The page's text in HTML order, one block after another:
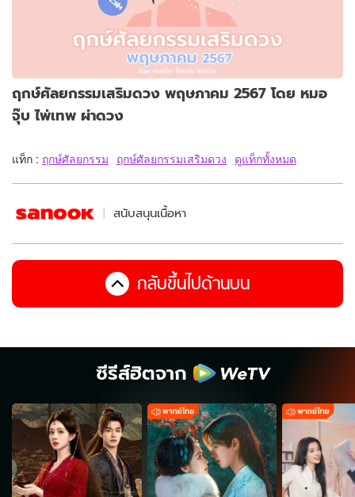
ฤกษ์ศัลยกรรมเสริมดวง พฤษภาคม 2567 โดย หมอ
จุ๊บ ไพ่เทพ ผ่าดวง
แท็ก : ฤกษ์ศัลยกรรม ฤกษ์ศัลยกรรมเสริมดวง ดูแท็กทั้งหมด
สนับสนุนเนื้อหา
กลับขึ้นไปด้านบน
ซีรีส์ฮิตจาก